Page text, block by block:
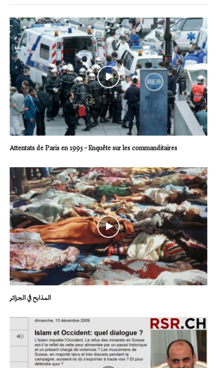
Attentats de Paris en 1995 – Enquête sur les commanditaires
المذابح في الجزائر